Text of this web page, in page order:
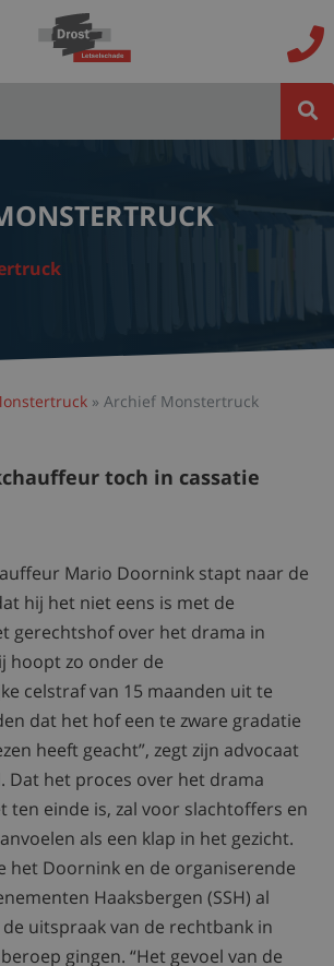
» Archief Monstertruck
toch in cassatie
Mario Doornink stapt naar de
hij het niet eens is met de
gerechtshof over het drama in
hoopt zo onder de
celstraf van 15 maanden uit te
dat het hof een te zware gradatie
heeft geacht”, zegt zijn advocaat
Dat het proces over het drama
ten einde is, zal voor slachtoffers en
als een klap in het gezicht.
het Doornink en de organiserende
Haaksbergen (SSH) al
de uitspraak van de rechtbank in
gingen. “Het gevoel van de